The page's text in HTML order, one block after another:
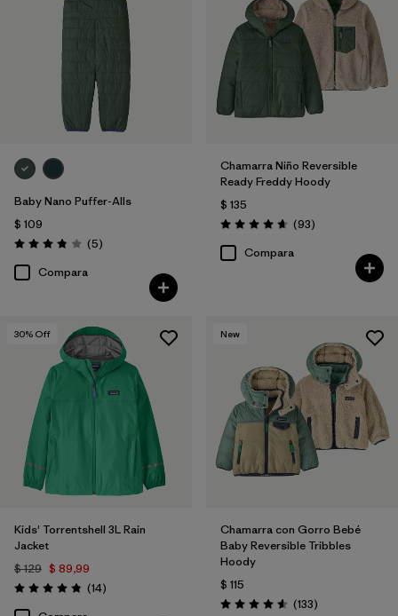
Baby Nano Puffer-Alls
$ 109
Valoración: 3.8 / 5
(5Comentarios
)
Compara
Chamarra Niño Reversible
Ready Freddy Hoody
$ 135
Valoración: 4.7 / 5
(93Comentarios
)
Compara
30% Off
Kids' Torrentshell 3L Rain
Jacket
$ 129 $ 89,99
Valoración: 4.9 / 5
(14Comentarios
)
New
Chamarra con Gorro Bebé
Baby Reversible Tribbles
Hoody
$ 115
Valoración: 4.6 / 5
(133Comentarios
)